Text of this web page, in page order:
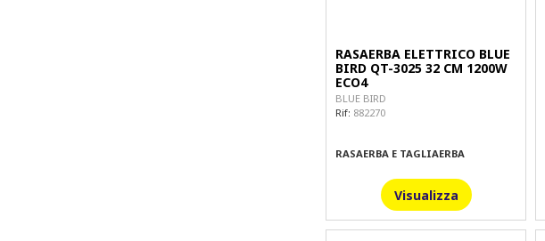
RASAERBA ELETTRICO BLUE
BIRD QT-3025 32 CM 1200W
ECO4
BLUE BIRD
Rif: 882270
RASAERBA E TAGLIAERBA
Visualizza